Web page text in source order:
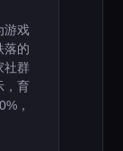
游戏
落的
社群
，育
，